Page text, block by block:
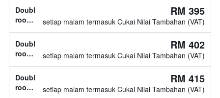
katil
tidak
diketahui
Double
room,
katil
tidak
diketahui
RM 395
setiap malam termasuk Cukai Nilai Tambahan (VAT)
Double
room,
katil
tidak
diketahui
RM 402
setiap malam termasuk Cukai Nilai Tambahan (VAT)
Double
room,
RM 415
setiap malam termasuk Cukai Nilai Tambahan (VAT)